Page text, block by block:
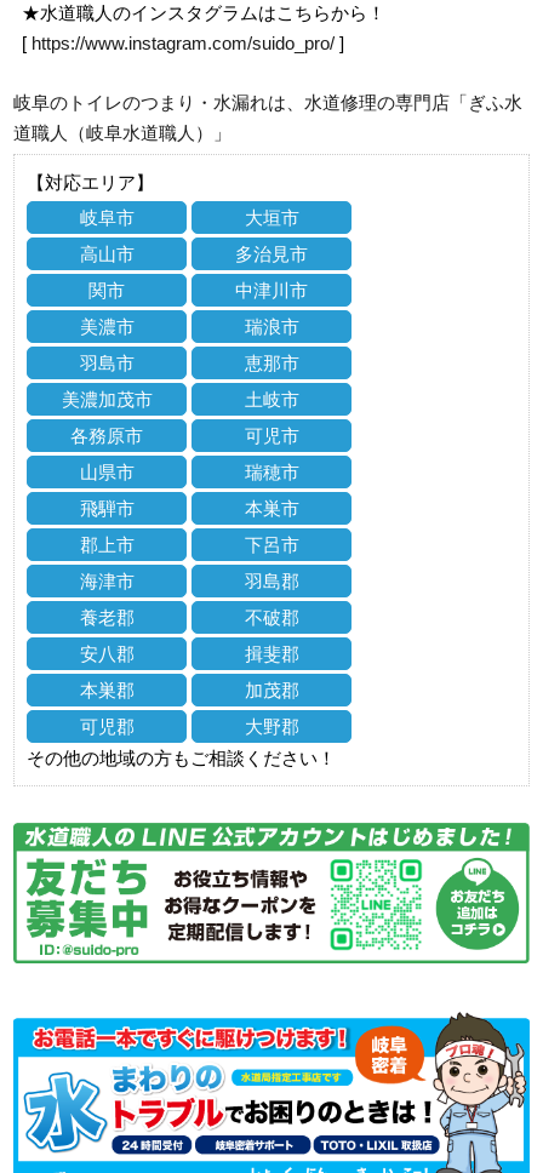
★水道職人のインスタグラムはこちらから！
[ https://www.instagram.com/suido_pro/ ]
岐阜のトイレのつまり・水漏れは、水道修理の専門店「ぎふ水
道職人（岐阜水道職人）」
【対応エリア】
岐阜市
大垣市
高山市
多治見市
関市
中津川市
美濃市
瑞浪市
羽島市
恵那市
美濃加茂市
土岐市
各務原市
可児市
山県市
瑞穂市
飛騨市
本巣市
郡上市
下呂市
海津市
羽島郡
養老郡
不破郡
安八郡
揖斐郡
本巣郡
加茂郡
可児郡
大野郡
その他の地域の方もご相談ください！